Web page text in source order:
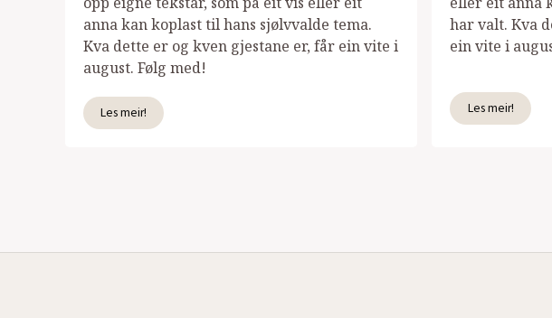
anna kan koplast til hans sjølvvalde tema.
Kva dette er og kven gjestane er, får ein vite i
august. Følg med!
Les meir!
har valt. Kva
ein vite i
Les meir!